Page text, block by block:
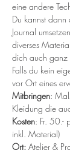
eine andere
Du kannst dann
Journal
diverses
dich auch ganz
Falls du kein
vor Ort eines
Mitbringen:
Kleidung die
Kosten: Fr. 50.-
inkl. Material)
Ort: Atelier &